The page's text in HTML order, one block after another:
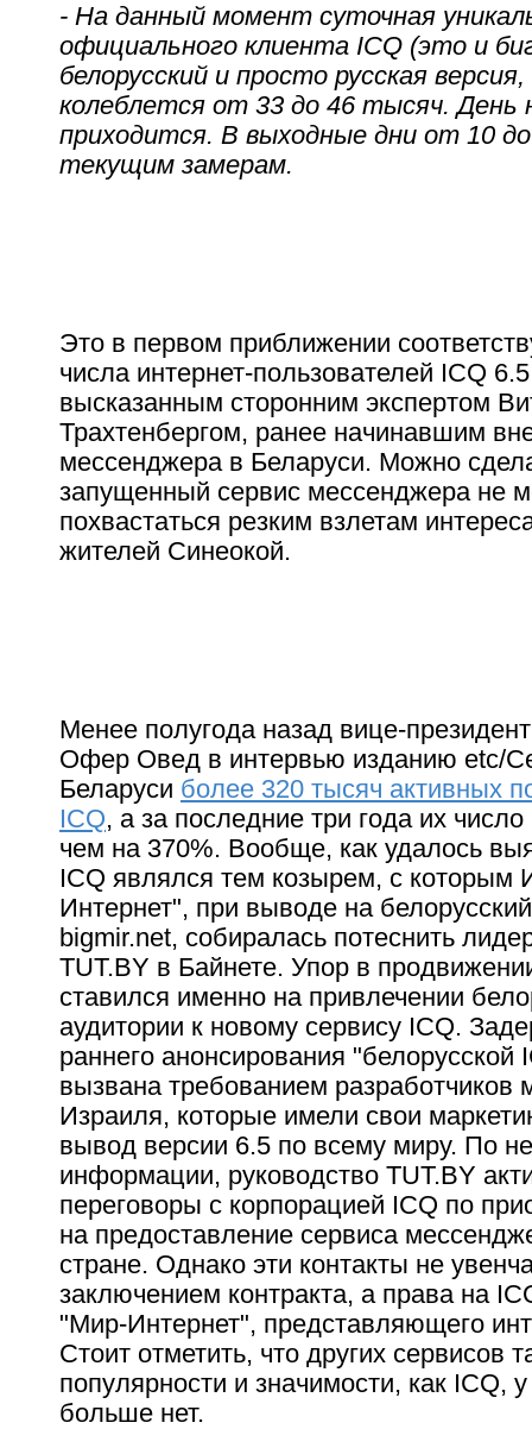
- На данный момент суточная
официального клиента ICQ (это и
белорусский и просто русская
колеблется от 33 до 46 тысяч. День
приходится. В выходные дни от 10
текущим замерам.
Это в первом приближении
числа интернет-пользователей ICQ
высказанным сторонним экспертом
Трахтенбергом, ранее начинавшим
мессенджера в Беларуси. Можно
запущенный сервис мессенджера не
похвастаться резким взлетам
жителей Синеокой.
Менее полугода назад вице-
Офер Овед в интервью изданию etc/
Беларуси более 320 тысяч активных
ICQ, а за последние три года их
чем на 370%. Вообще, как удалось
ICQ являлся тем козырем, с
Интернет", при выводе на
bigmir.net, собиралась потеснить
TUT.BY в Байнете. Упор в
ставился именно на привлечении
аудитории к новому сервису ICQ.
раннего анонсирования "белорусской
вызвана требованием разработчиков
Израиля, которые имели свои
вывод версии 6.5 по всему миру. По
информации, руководство TUT.BY
переговоры с корпорацией ICQ по
на предоставление сервиса
стране. Однако эти контакты не
заключением контракта, а права на
"Мир-Интернет", представляющего
Стоит отметить, что других сервисов
популярности и значимости, как ICQ,
больше нет.